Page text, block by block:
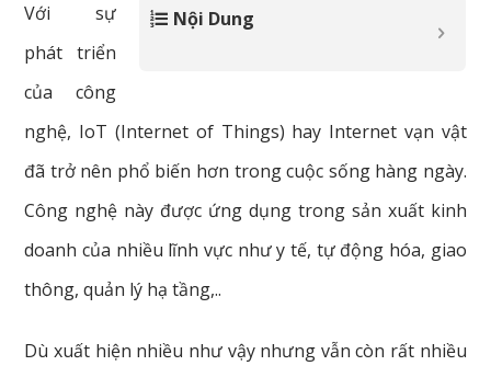
Nội Dung
Với sự
phát triển
của công
nghệ, IoT (Internet of Things) hay Internet vạn vật
đã trở nên phổ biến hơn trong cuộc sống hàng ngày.
Công nghệ này được ứng dụng trong sản xuất kinh
doanh của nhiều lĩnh vực như y tế, tự động hóa, giao
thông, quản lý hạ tầng,..
Dù xuất hiện nhiều như vậy nhưng vẫn còn rất nhiều